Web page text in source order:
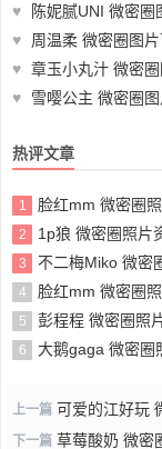
♥
陈妮腻UNI 微密圈
♥
周温柔 微密圈图片
♥ 章玉小丸汁 微密
♥
雪嘤公主 微密圈
热评文章
1 脸红mm 微密圈
2 1p狼 微密圈照片
3 不二梅Miko 微密
4 脸红mm 微密圈
5 彭程程 微密圈照
6 大鹅gaga 微密圈
上一篇 可爱的江好玩
下一篇 草莓酸奶 微密